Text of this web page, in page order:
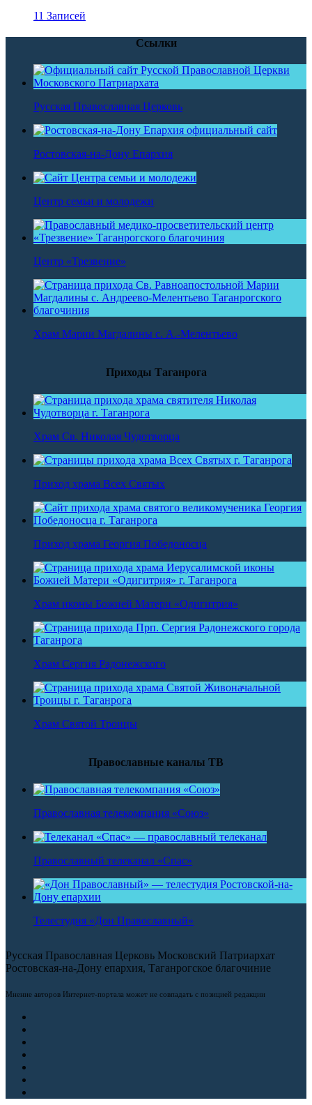
11 Записей
Ссылки
Русская Православная Церковь
Ростовская-на-Дону Епархия
Центр семьи и молодежи
Центр «Трезвение»
Храм Марии Магдалины с. А.-Мелентьево
Приходы Таганрога
Храм Св. Николая Чудотворца
Приход храма Всех Святых
Приход храма Георгия Победоносца
Храм иконы Божией Матери «Одигитрия»
Храм Сергия Радонежского
Храм Святой Троицы
Православные каналы ТВ
Православная телекомпания «Союз»
Православный телеканал «Спас»
Телестудия «Дон Православный»
Русская Православная Церковь Московский Патриархат
Ростовская-на-Дону епархия, Таганрогское благочиние
Мнение авторов Интернет-портала может не совпадать с позицией редакции